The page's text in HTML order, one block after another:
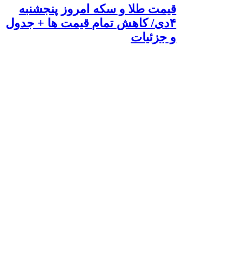
قیمت طلا و سکه امروز پنجشنبه
۴دی/ کاهش تمام قیمت ها + جدول
و جزئیات